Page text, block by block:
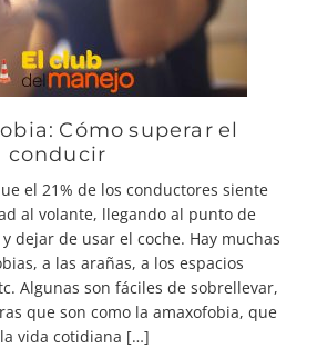
Cómo superar el
conducir
el 21% de los conductores siente
al volante, llegando al punto de
dejar de usar el coche. Hay muchas
a las arañas, a los espacios
Algunas son fáciles de sobrellevar,
que son como la amaxofobia, que
vida cotidiana […]